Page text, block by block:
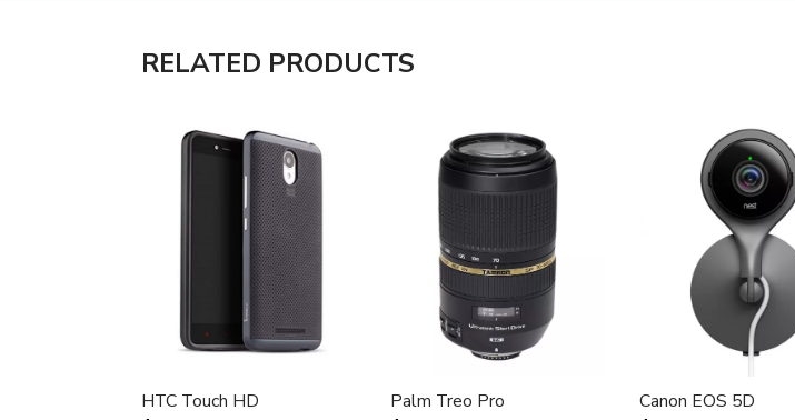
RELATED PRODUCTS
HTC Touch HD Palm Treo Pro Canon EOS 5D